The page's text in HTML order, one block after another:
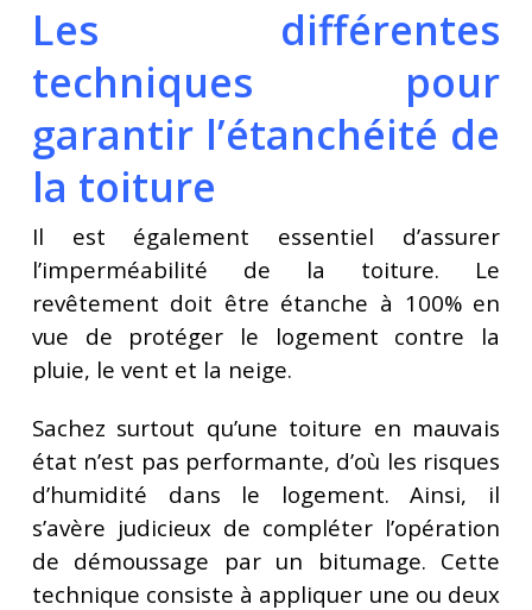
Les différentes
techniques pour
garantir l’étanchéité de
la toiture
Il est également essentiel d’assurer
l’imperméabilité de la toiture. Le
revêtement doit être étanche à 100% en
vue de protéger le logement contre la
pluie, le vent et la neige.
Sachez surtout qu’une toiture en mauvais
état n’est pas performante, d’où les risques
d’humidité dans le logement. Ainsi, il
s’avère judicieux de compléter l’opération
de démoussage par un bitumage. Cette
technique consiste à appliquer une ou deux